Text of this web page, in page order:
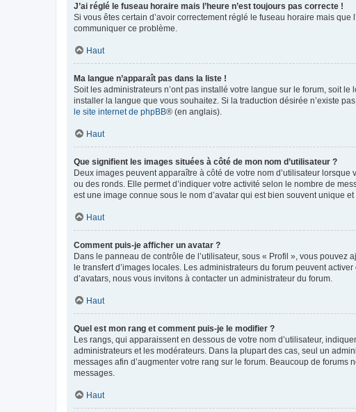
J’ai réglé le fuseau horaire mais l’heure n’est toujours pas correcte !
Si vous êtes certain d’avoir correctement réglé le fuseau horaire mais
communiquer ce problème.
Haut
Ma langue n’apparaît pas dans la liste !
Soit les administrateurs n’ont pas installé votre langue sur le forum, soit
installer la langue que vous souhaitez. Si la traduction désirée n’existe
le site internet de phpBB® (en anglais).
Haut
Que signifient les images situées à côté de mon nom d’utilisateur ?
Deux images peuvent apparaître à côté de votre nom d’utilisateur
ou des ronds. Elle permet d’indiquer votre activité selon le nombre de
est une image connue sous le nom d’avatar qui est bien souvent unique
Haut
Comment puis-je afficher un avatar ?
Dans le panneau de contrôle de l’utilisateur, sous « Profil », vous
le transfert d’images locales. Les administrateurs du forum peuvent
d’avatars, nous vous invitons à contacter un administrateur du forum.
Haut
Quel est mon rang et comment puis-je le modifier ?
Les rangs, qui apparaissent en dessous de votre nom d’utilisateur,
administrateurs et les modérateurs. Dans la plupart des cas, seul un
messages afin d’augmenter votre rang sur le forum. Beaucoup de
messages.
Haut